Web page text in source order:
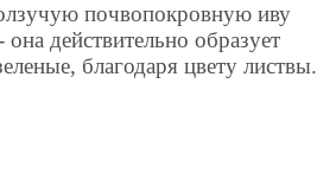
почвопокровную иву
действительно образует
благодаря цвету листвы.